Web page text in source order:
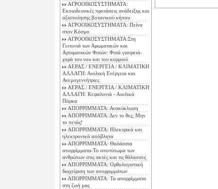
ΑΓΡΟΟΙΚΟΣΥΣΤΗΜΑΤΑ:
Εκπαιδευτικές προτάσεις ανάδειξης και
αξιοποίησης βοτανικού κήπου
ΑΓΡΟΟΙΚΟΣΥΣΤΗΜΑΤΑ: Πείνα
στον Κόσμο
ΑΓΡΟΟΙΚΟΣΥΣΤΗΜΑΤΑ:Στη
Γειτονιά των Αρωματικών και
Αρτυματικών Φυτών: Φυτά γιατρειά-
χαρά του νου και του κορμιού
ΑΕΡΑΣ / ΕΝΕΡΓΕΙΑ / ΚΛΙΜΑΤΙΚΗ
ΑΛΛΑΓΗ: Αιολική Ενέργεια και
Ανεμογεννήτριες
ΑΕΡΑΣ / ΕΝΕΡΓΕΙΑ / ΚΛΙΜΑΤΙΚΗ
ΑΛΛΑΓΗ: Κεφαλονιά - Αιολικά
Πάρκα
ΑΠΟΡΡΙΜΜΑΤΑ: Ανακύκλωση
ΑΠΟΡΡΙΜΜΑΤΑ: Δεν το θες; Μην
το πετάς!
ΑΠΟΡΡΙΜΜΑΤΑ: Ηλεκτρικά και
ηλεκτρονικά απόβλητα
ΑΠΟΡΡΙΜΜΑΤΑ: Θαλάσσια
απορρίμματα-Το αποτύπωμα των
ανθρώπων στις ακτές και τις θάλασσες
ΑΠΟΡΡΙΜΜΑΤΑ: Ορθολογιστική
διαχείριση των απορριμμάτων
ΑΠΟΡΡΙΜΜΑΤΑ: Τα απορρίμματα
στη ζωή μας